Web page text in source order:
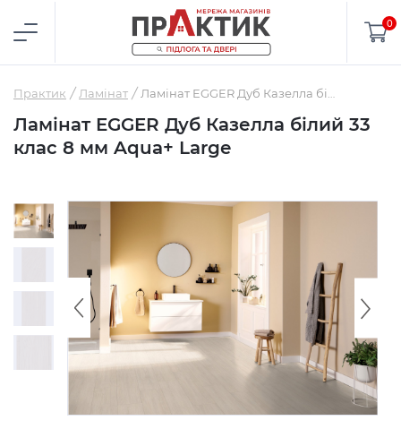
0
Практик Ламінат
Ламінат EGGER Дуб Казелла білий 33
клас 8 мм Aqua+ Large